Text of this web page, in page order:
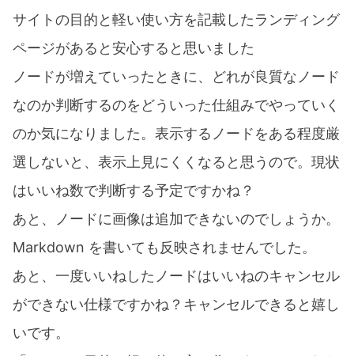
サイトの目的と軽い使い方を記載したランディング
ページがあると安心すると思いました
ノードが増えていったときに、どれが良質なノード
なのか判断するのをどういった仕組みでやっていく
のか気になりました。表示するノードをある程度厳
選しないと、表示上見にくくなると思うので。現状
はいいね数で判断する予定ですかね？
あと、ノードに画像は追加できないのでしょうか。
Markdown を書いても反映されませんでした。
あと、一度いいねしたノードはいいねのキャンセル
ができない仕様ですかね？キャンセルできると嬉し
いです。